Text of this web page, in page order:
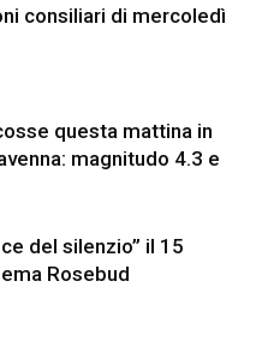
consiliari di mercoledì
questa mattina in
magnitudo 4.3 e
del silenzio” il 15
Rosebud